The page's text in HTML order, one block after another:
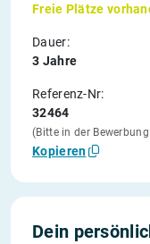
Freie Plätze
Dauer:
3 Jahre
Referenz-Nr:
32464
(Bitte in der
Kopieren
Dein